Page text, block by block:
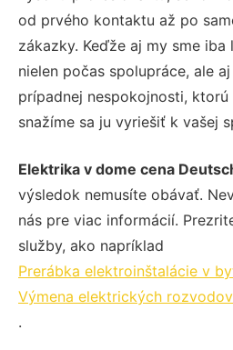
od prvého kontaktu až po
zákazky. Keďže aj my sme
nielen počas spolupráce, ale
prípadnej nespokojnosti,
snažíme sa ju vyriešiť k vašej
Elektrika v dome cena
výsledok nemusíte obávať.
nás pre viac informácií.
služby, ako napríklad
Prerábka elektroinštalácie v
Výmena elektrických
.